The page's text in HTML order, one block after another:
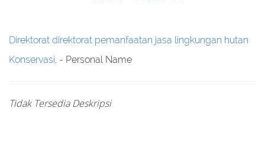
Direktorat direktorat pemanfaatan jasa lingkungan hutan
Konservasi, - Personal Name
Tidak Tersedia Deskripsi